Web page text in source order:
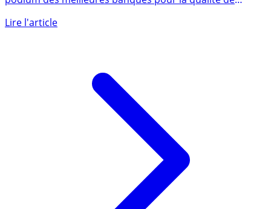
podium des meilleures banques pour la qualité de